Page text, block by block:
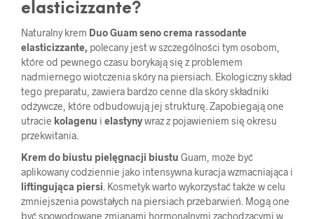
elasticizzante?
Naturalny krem Duo Guam seno crema rassodante
elasticizzante, polecany jest w szczególności tym osobom,
które od pewnego czasu borykają się z problemem
nadmiernego wiotczenia skóry na piersiach. Ekologiczny skład
tego preparatu, zawiera bardzo cenne dla skóry składniki
odżywcze, które odbudowują jej strukturę. Zapobiegają one
utracie kolagenu i elastynywraz z pojawieniem się okresu
przekwitania.
Krem do biustu pielęgnacji biustu Guam, może być
aplikowany codziennie jako intensywna kuracja wzmacniająca i
liftingująca piersi. Kosmetyk warto wykorzystać także w celu
zmniejszenia powstałych na piersiach przebarwień. Mogą one
być spowodowane zmianami hormonalnymi zachodzącymi w